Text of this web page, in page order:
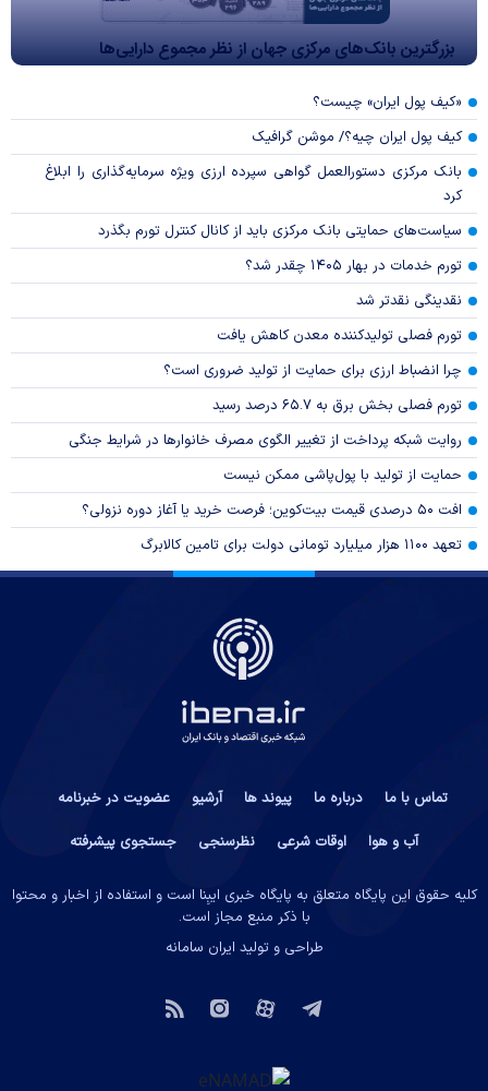
بزرگترین بانک‌های مرکزی جهان از نظر مجموع دارایی‌ها
«کیف پول ایران» چیست؟
کیف پول ایران چیه؟/ موشن گرافیک
بانک مرکزی دستورالعمل گواهی سپرده ارزی ویژه سرمایه‌گذاری را ابلاغ
کرد
سیاست‌های حمایتی بانک مرکزی باید از کانال کنترل تورم بگذرد
تورم خدمات در بهار ۱۴۰۵ چقدر شد؟
نقدینگی نقدتر شد
تورم فصلی تولیدکننده معدن کاهش یافت
چرا انضباط ارزی برای حمایت از تولید ضروری است؟
تورم فصلی بخش برق به ۶۵.۷ درصد رسید
روایت شبکه پرداخت از تغییر الگوی مصرف خانوار‌ها در شرایط جنگی
حمایت از تولید با پول‌پاشی ممکن نیست
افت ۵۰ درصدی قیمت بیت‌کوین؛ فرصت خرید یا آغاز دوره نزولی؟
تعهد ۱۱۰۰ هزار میلیارد تومانی دولت برای تامین کالابرگ
تماس با ما درباره ما پیوند ها آرشیو
عضویت در خبرنامه
آب و هوا
اوقات شرعی نظرسنجی جستجوی پیشرفته
کلیه حقوق این پایگاه متعلق به پایگاه خبری ایبِنا است و استفاده از اخبار و محتوا
با ذکر منبع مجاز است.
طراحی و تولید ایران سامانه